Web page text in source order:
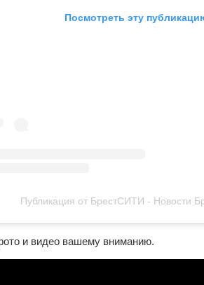
Посмотреть эту
Публикация от БрестСИТИ - Новости
и видео вашему вниманию.